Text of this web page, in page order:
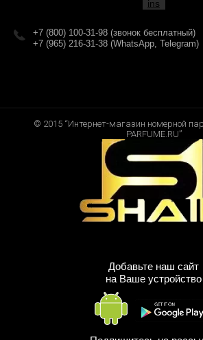
+7 (800) 100-31-98 (звонок бесплатный)
+7 (965) 216-31-38 (WhatsApp, Telegram)
© 2015 “Интернет-магазин номерной
PARFUME.RU”
Добавьте наш сайт
на Ваше устройство